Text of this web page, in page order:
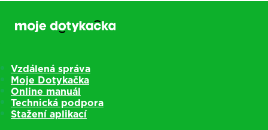
Vzdálená správa
Moje Dotykačka
Online manuál
Technická podpora
Stažení aplikací